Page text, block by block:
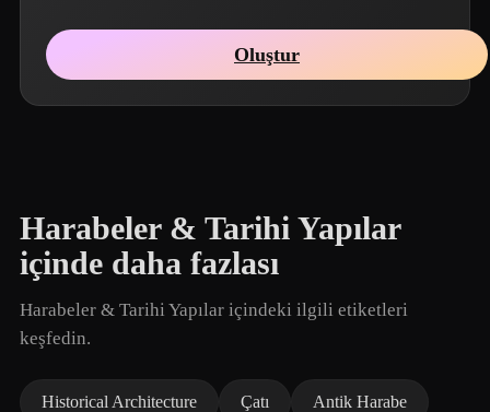
Oluştur
Harabeler & Tarihi Yapılar
içinde daha fazlası
Harabeler & Tarihi Yapılar içindeki ilgili etiketleri
keşfedin.
Historical Architecture Çatı Antik Harabe